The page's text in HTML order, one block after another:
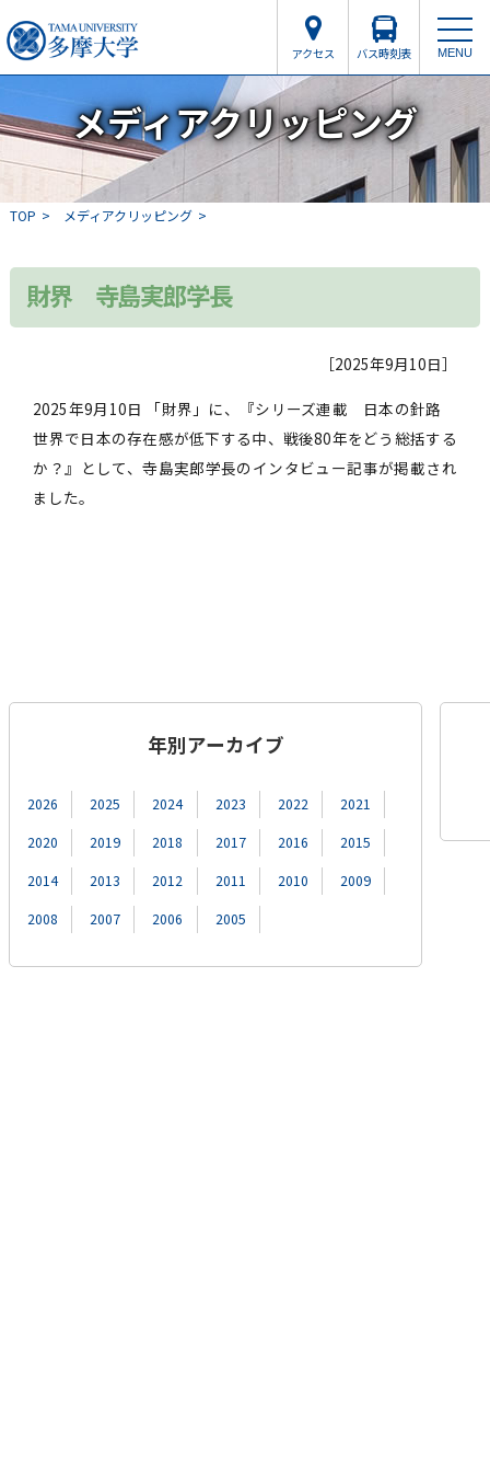
アクセス バス時刻表 MENU
メディアクリッピング
TOP メディアクリッピング
財界 寺島実郎学長
［2025年9月10日］
2025年9月10日 「財界」に、『シリーズ連載 日本の針路
世界で日本の存在感が低下する中、戦後80年をどう総括する
か？』として、寺島実郎学長のインタビュー記事が掲載され
ました。
年別アーカイブ
2026 2025 2024 2023 2022
2021
2020
2019 2018 2017 2016
2015
2014
2013 2012 2011 2010
2009
2008
2007 2006 2005